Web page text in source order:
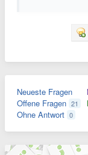
Neueste Fragen
Offene Fragen 21
Ohne Antwort 0